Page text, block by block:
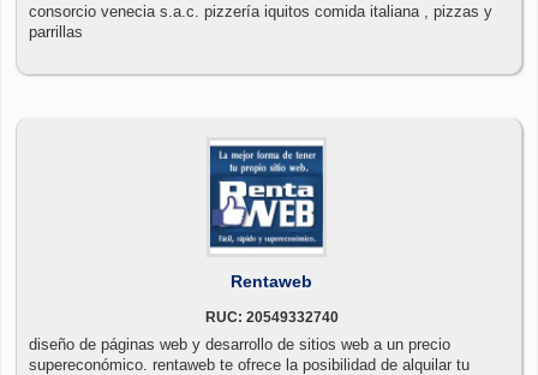
consorcio venecia s.a.c. pizzería iquitos comida italiana , pizzas y
parrillas
Rentaweb
RUC: 20549332740
diseño de páginas web y desarrollo de sitios web a un precio
supereconómico. rentaweb te ofrece la posibilidad de alquilar tu